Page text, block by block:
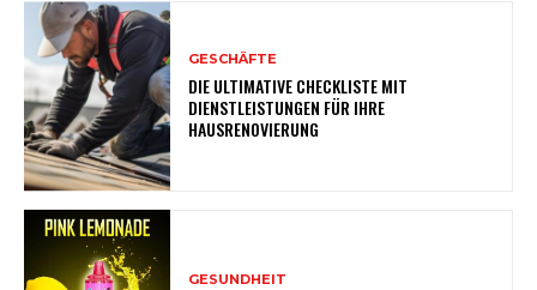
GESCHÄFTE
DIE ULTIMATIVE CHECKLISTE MIT
DIENSTLEISTUNGEN FÜR IHRE
HAUSRENOVIERUNG
GESUNDHEIT